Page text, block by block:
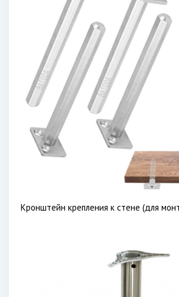
Кронштейн крепления к стене (для